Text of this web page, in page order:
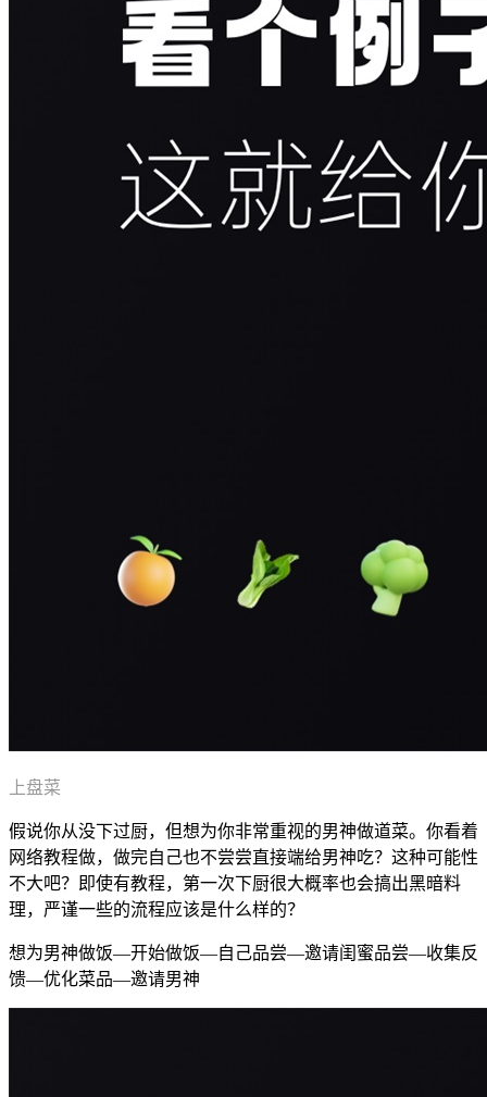
上盘菜
假说你从没下过厨，但想为你非常重视的男神做道菜。你看着
网络教程做，做完自己也不尝尝直接端给男神吃？这种可能性
不大吧？即使有教程，第一次下厨很大概率也会搞出黑暗料
理，严谨一些的流程应该是什么样的？
想为男神做饭—开始做饭—自己品尝—邀请闺蜜品尝—收集反
馈—优化菜品—邀请男神